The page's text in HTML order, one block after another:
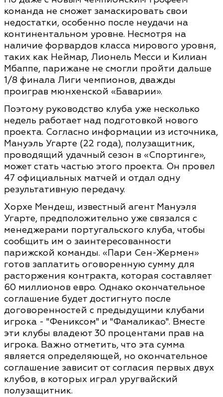
команда не сможет замаскировать свои
недостатки, особенно после неудачи на
континентальном уровне. Несмотря на
наличие форвардов класса мирового уровня,
таких как Неймар, Лионель Месси и Килиан
Мбаппе, парижане не смогли пройти дальше
1/8 финала Лиги чемпионов, дважды
проиграв мюнхенской «Баварии».
Поэтому руководство клуба уже несколько
недель работает над подготовкой нового
проекта. Согласно информации из источника,
Мануэль Угарте (22 года), полузащитник,
проводящий удачный сезон в «Спортинге»,
может стать частью этого проекта. Он провел
47 официальных матчей и отдал одну
результативную передачу.
Хорхе Мендеш, известный агент Мануэля
Угарте, предположительно уже связался с
менеджерами португальского клуба, чтобы
сообщить им о заинтересованности
парижской команды. «Пари Сен-Жермен»
готов заплатить оговоренную сумму для
расторжения контракта, которая составляет
60 миллионов евро. Однако окончательное
соглашение будет достигнуто после
договоренностей с предыдущими клубами
игрока - "Фениксом" и "Фамаликао". Вместе
эти клубы владеют 30 процентами прав на
игрока. Важно отметить, что эта сумма
является определяющей, но окончательное
соглашение зависит от согласия первых двух
клубов, в которых играл уругвайский
полузащитник.